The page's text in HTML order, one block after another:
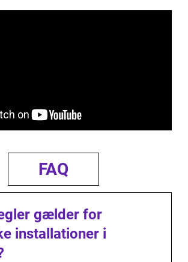
FAQ
gælder for
installationer i